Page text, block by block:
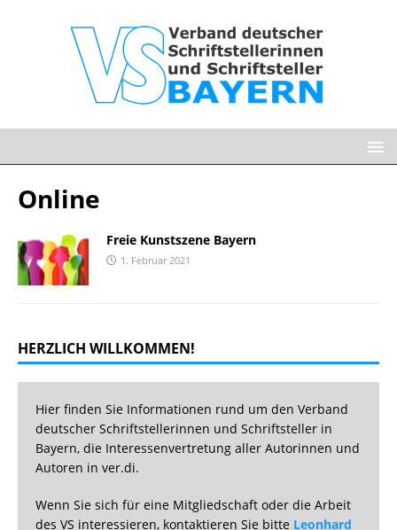
Online
Freie Kunstszene Bayern
1. Februar 2021
HERZLICH WILLKOMMEN!
Hier finden Sie Informationen rund um den Verband
deutscher Schriftstellerinnen und Schriftsteller in
Bayern, die Interessenvertretung aller Autorinnen und
Autoren in ver.di.
Wenn Sie sich für eine Mitgliedschaft oder die Arbeit
des VS interessieren, kontaktieren Sie bitte Leonhard